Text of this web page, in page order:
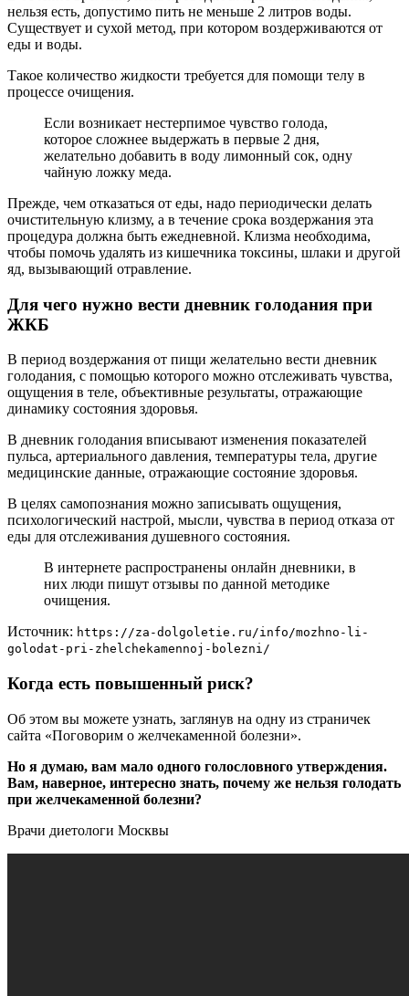
нельзя есть, допустимо пить не меньше 2 литров воды.
Существует и сухой метод, при котором воздерживаются от
еды и воды.
Такое количество жидкости требуется для помощи телу в
процессе очищения.
Если возникает нестерпимое чувство голода,
которое сложнее выдержать в первые 2 дня,
желательно добавить в воду лимонный сок, одну
чайную ложку меда.
Прежде, чем отказаться от еды, надо периодически делать
очистительную клизму, а в течение срока воздержания эта
процедура должна быть ежедневной. Клизма необходима,
чтобы помочь удалять из кишечника токсины, шлаки и другой
яд, вызывающий отравление.
Для чего нужно вести дневник голодания при
ЖКБ
В период воздержания от пищи желательно вести дневник
голодания, с помощью которого можно отслеживать чувства,
ощущения в теле, объективные результаты, отражающие
динамику состояния здоровья.
В дневник голодания вписывают изменения показателей
пульса, артериального давления, температуры тела, другие
медицинские данные, отражающие состояние здоровья.
В целях самопознания можно записывать ощущения,
психологический настрой, мысли, чувства в период отказа от
еды для отслеживания душевного состояния.
В интернете распространены онлайн дневники, в
них люди пишут отзывы по данной методике
очищения.
Источник: https://za-dolgoletie.ru/info/mozhno-li-
golodat-pri-zhelchekamennoj-bolezni/
Когда есть повышенный риск?
Об этом вы можете узнать, заглянув на одну из страничек
сайта «Поговорим о желчекаменной болезни».
Но я думаю, вам мало одного голословного утверждения.
Вам, наверное, интересно знать, почему же нельзя голодать
при желчекаменной болезни?
Врачи диетологи Москвы